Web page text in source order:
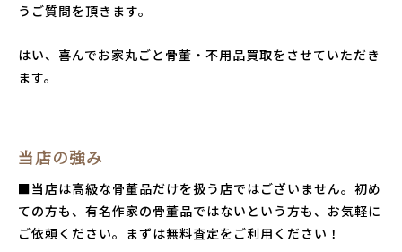
うご質問を頂きます。
はい、喜んでお家丸ごと骨董・不用品買取をさせていただき
ます。
当店の強み
■当店は高級な骨董品だけを扱う店ではございません。初め
ての方も、有名作家の骨董品ではないという方も、お気軽に
ご依頼ください。まずは無料査定をご利用ください！